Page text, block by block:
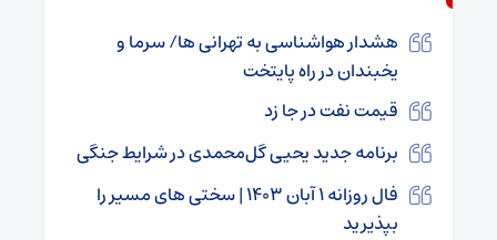
هشدار هواشناسی به تهرانی ها/ سرما و
یخبندان در راه پایتخت
قیمت نفت در جا زد
برنامه جدید یحیی گل‌محمدی در شرایط جنگی
فال روزانه ۱ آبان ۱۴۰۳ | سختی های مسیر را
بپذیرید